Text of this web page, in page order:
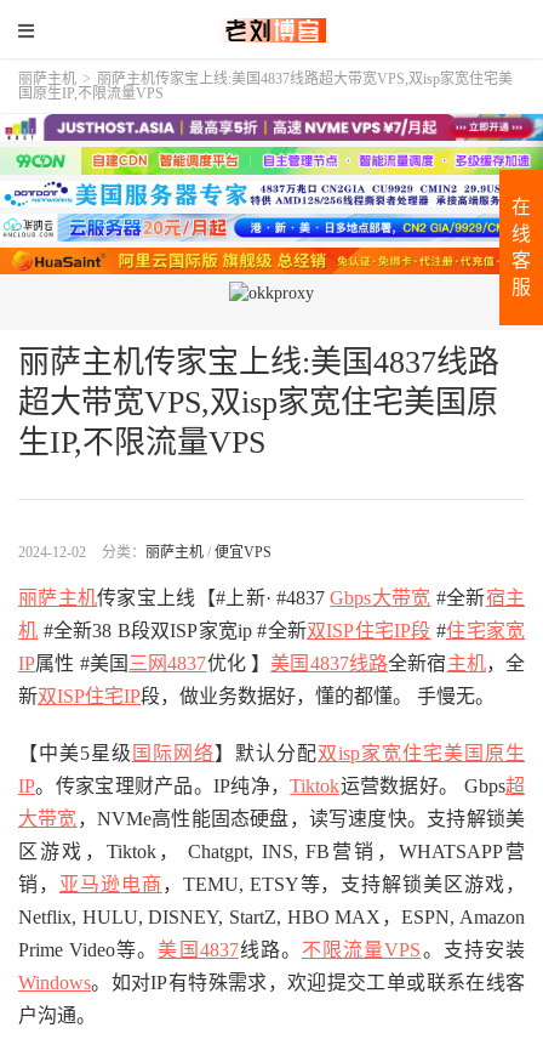
丽萨主机 > 丽萨主机传家宝上线:美国4837线路超大带宽VPS,双isp家宽住宅美
国原生IP,不限流量VPS
丽萨主机传家宝上线:美国4837线路
超大带宽VPS,双isp家宽住宅美国原
生IP,不限流量VPS
2024-12-02 分类： 丽萨主机 / 便宜VPS
丽萨主机传家宝上线【#上新· #4837Gbps大带宽 #全新宿主
机 #全新38 B段双ISP家宽ip #全新双ISP住宅IP段 #住宅家宽
IP属性 #美国 三网4837优化 】 美国4837线路全新宿主机，全
新双ISP住宅IP段，做业务数据好，懂的都懂。 手慢无。
【中美5星级 国际网络】默认分配双isp家宽住宅美国原生
IP。传家宝理财产品。IP纯净，Tiktok运营数据好。 Gbps超
大带宽，NVMe高性能固态硬盘，读写速度快。支持解锁美
区游戏，Tiktok， Chatgpt, INS, FB营销，WHATSAPP营
销， 亚马逊电商 ，TEMU, ETSY等，支持解锁美区游戏，
Netflix, HULU, DISNEY, StartZ, HBO MAX，ESPN, Amazon
Prime Video等。 美国4837线路。 不限流量VPS。支持安装
Windows。如对IP有特殊需求，欢迎提交工单或联系在线客
户沟通。
在
线
客
服